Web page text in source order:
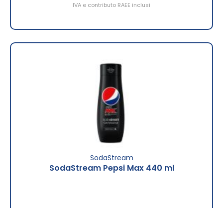
IVA e contributo RAEE inclusi
SodaStream
SodaStream Pepsi Max 440 ml